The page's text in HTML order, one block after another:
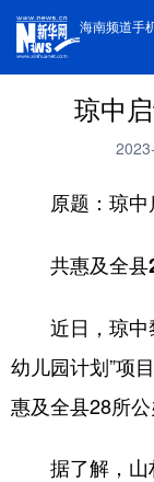
海南频道手
琼中
原题：琼中
共惠及全县
近日，琼中
幼儿园计划”项
惠及全县28所公
据了解，山